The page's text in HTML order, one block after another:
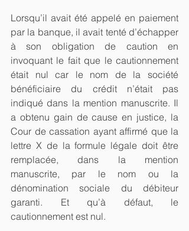
Lorsqu’il avait été appelé en paiement
par la banque, il avait tenté d’échapper
à son obligation de caution en
invoquant le fait que le cautionnement
était nul car le nom de la société
bénéficiaire du crédit n’était pas
indiqué dans la mention manuscrite. Il
a obtenu gain de cause en justice, la
Cour de cassation ayant affirmé que la
lettre X de la formule légale doit être
remplacée, dans la mention
manuscrite, par le nom ou la
dénomination sociale du débiteur
garanti. Et qu’à défaut, le
cautionnement est nul.